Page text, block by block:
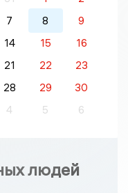
7 8
9
14 15
16
21 22
23
28 29
30
4 5 6
людей